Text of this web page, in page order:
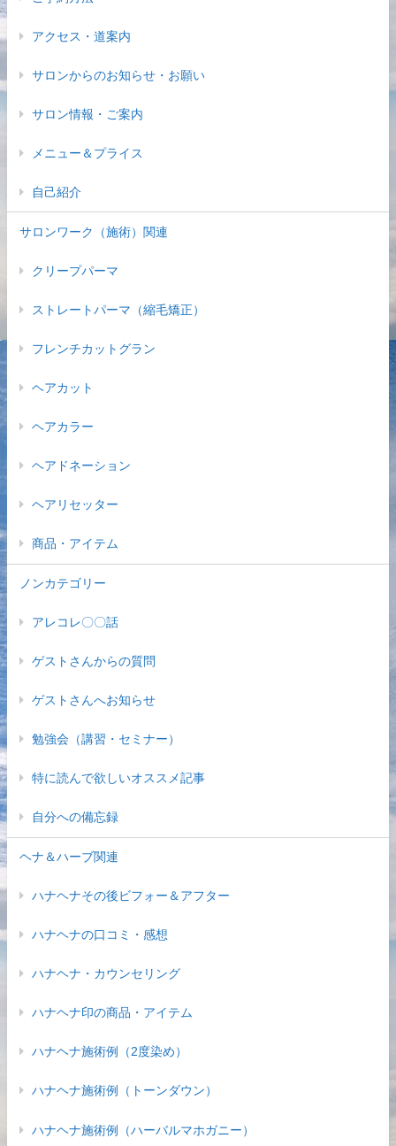
アクセス・道案内
サロンからのお知らせ・お願い
サロン情報・ご案内
メニュー＆プライス
自己紹介
サロンワーク（施術）関連
クリープパーマ
ストレートパーマ（縮毛矯正）
フレンチカットグラン
ヘアカット
ヘアカラー
ヘアドネーション
ヘアリセッター
商品・アイテム
ノンカテゴリー
アレコレ〇〇話
ゲストさんからの質問
ゲストさんへお知らせ
勉強会（講習・セミナー）
特に読んで欲しいオススメ記事
自分への備忘録
ヘナ＆ハーブ関連
ハナヘナその後ビフォー＆アフター
ハナヘナの口コミ・感想
ハナヘナ・カウンセリング
ハナヘナ印の商品・アイテム
ハナヘナ施術例（2度染め）
ハナヘナ施術例（トーンダウン）
ハナヘナ施術例（ハーバルマホガニー）